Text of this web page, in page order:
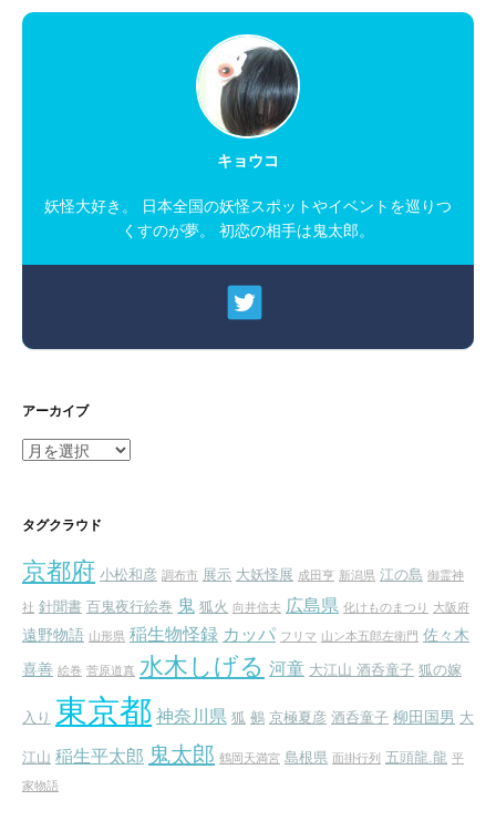
キョウコ
妖怪大好き。 日本全国の妖怪スポットやイベントを巡りつ
くすのが夢。 初恋の相手は鬼太郎。
アーカイブ
ア
イ
タグクラウド
京都府 小松和彦 調布市 展示 大妖怪展 成田亨 新潟県 江の島 御霊神
社 針聞書 百鬼夜行絵巻 鬼 狐火 向井信夫 広島県 化けものまつり 大阪府
遠野物語 山形県 稲生物怪録 カッパ フリマ 山ン本五郎左衛門 佐々木
喜善 絵巻 菅原道真 水木しげる 河童 大江山 酒呑童子 狐の嫁
入り 東京都 神奈川県 狐 鵺 京極夏彦 酒呑童子 柳田国男 大
江山 稲生平太郎 鬼太郎 鶴岡天満宮 島根県 面掛行列 五頭龍.龍 平
家物語